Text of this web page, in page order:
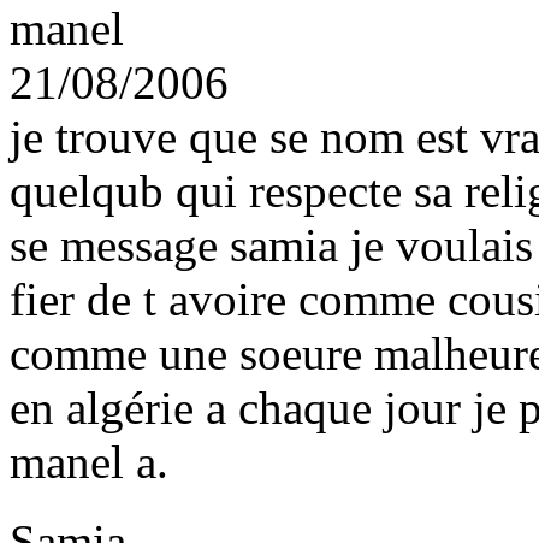
manel
21/08/2006
je trouve que se nom est
quelqub qui respecte sa
se message samia je
fier de t avoire comme
comme une soeure
en algérie a chaque jour je
manel a.